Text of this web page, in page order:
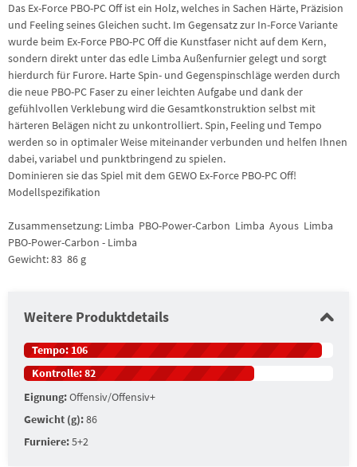
Das Ex-Force PBO-PC Off ist ein Holz, welches in Sachen Härte, Präzision
und Feeling seines Gleichen sucht. Im Gegensatz zur In-Force Variante
wurde beim Ex-Force PBO-PC Off die Kunstfaser nicht auf dem Kern,
sondern direkt unter das edle Limba Außenfurnier gelegt und sorgt
hierdurch für Furore. Harte Spin- und Gegenspinschläge werden durch
die neue PBO-PC Faser zu einer leichten Aufgabe und dank der
gefühlvollen Verklebung wird die Gesamtkonstruktion selbst mit
härteren Belägen nicht zu unkontrolliert. Spin, Feeling und Tempo
werden so in optimaler Weise miteinander verbunden und helfen Ihnen
dabei, variabel und punktbringend zu spielen.
Dominieren sie das Spiel mit dem GEWO Ex-Force PBO-PC Off!
Modellspezifikation
Zusammensetzung: Limba  PBO-Power-Carbon  Limba  Ayous  Limba 
PBO-Power-Carbon - Limba
Gewicht: 83  86 g
Weitere Produktdetails
Tempo:106
Kontrolle:82
Eignung:Offensiv/Offensiv+
Gewicht (g):86
Furniere:5+2